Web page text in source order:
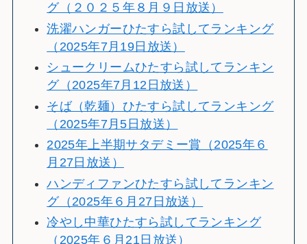
グ（２０２５年８月９日放送）
洗濯ハンガーひたすら試してランキング
（2025年7月19日放送）
シュークリームひたすら試してランキン
グ（2025年7月12日放送）
そば（乾麺）ひたすら試してランキング
（2025年7月5日放送）
2025年上半期サタデミー賞（2025年６
月27日放送）
ハンディファンひたすら試してランキン
グ（2025年６月27日放送）
冷やし中華ひたすら試してランキング
（2025年６月21日放送）